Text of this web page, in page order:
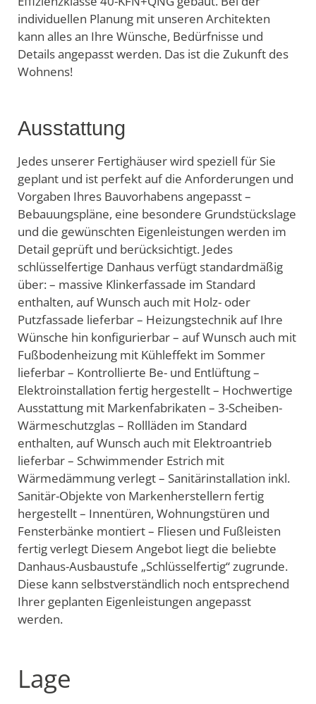
individuellen Planung mit unseren Architekten
kann alles an Ihre Wünsche, Bedürfnisse und
Details angepasst werden. Das ist die Zukunft des
Wohnens!
Ausstattung
Jedes unserer Fertighäuser wird speziell für Sie
geplant und ist perfekt auf die Anforderungen und
Vorgaben Ihres Bauvorhabens angepasst –
Bebauungspläne, eine besondere Grundstückslage
und die gewünschten Eigenleistungen werden im
Detail geprüft und berücksichtigt. Jedes
schlüsselfertige Danhaus verfügt standardmäßig
über: – massive Klinkerfassade im Standard
enthalten, auf Wunsch auch mit Holz- oder
Putzfassade lieferbar – Heizungstechnik auf Ihre
Wünsche hin konfigurierbar – auf Wunsch auch mit
Fußbodenheizung mit Kühleffekt im Sommer
lieferbar – Kontrollierte Be- und Entlüftung –
Elektroinstallation fertig hergestellt – Hochwertige
Ausstattung mit Markenfabrikaten – 3-Scheiben-
Wärmeschutzglas – Rollläden im Standard
enthalten, auf Wunsch auch mit Elektroantrieb
lieferbar – Schwimmender Estrich mit
Wärmedämmung verlegt – Sanitärinstallation inkl.
Sanitär-Objekte von Markenherstellern fertig
hergestellt – Innentüren, Wohnungstüren und
Fensterbänke montiert – Fliesen und Fußleisten
fertig verlegt Diesem Angebot liegt die beliebte
Danhaus-Ausbaustufe „Schlüsselfertig“ zugrunde.
Diese kann selbstverständlich noch entsprechend
Ihrer geplanten Eigenleistungen angepasst
werden.
Lage